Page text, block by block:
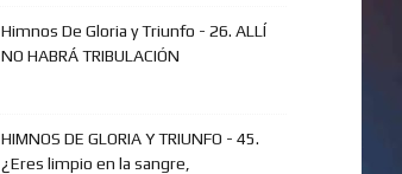
Himnos De Gloria y Triunfo - 26. ALLÍ
NO HABRÁ TRIBULACIÓN
HIMNOS DE GLORIA Y TRIUNFO - 45.
¿Eres limpio en la sangre,